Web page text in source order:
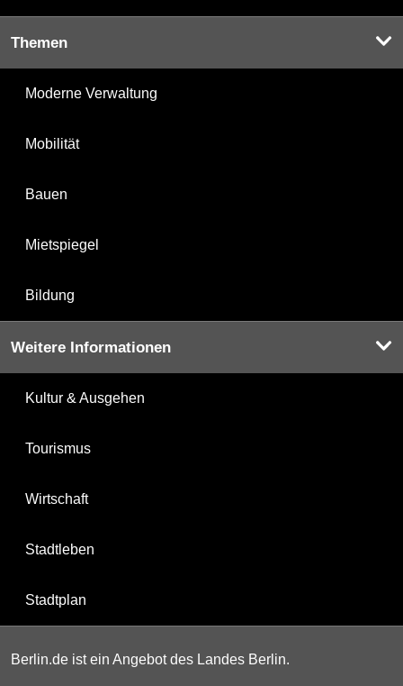
Themen
Moderne Verwaltung
Mobilität
Bauen
Mietspiegel
Bildung
Weitere Informationen
Kultur & Ausgehen
Tourismus
Wirtschaft
Stadtleben
Stadtplan
Berlin.de ist ein Angebot des Landes Berlin.